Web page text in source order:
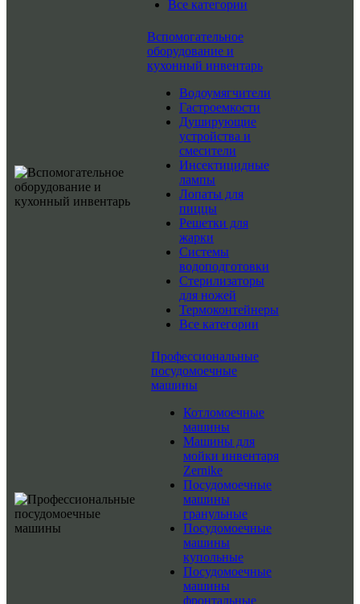
Все категории
Вспомогательное
оборудование и
кухонный инвентарь
Водоумягчители
Гастроемкости
Душирующие
устройства и
смесители
Инсектицидные
лампы
Лопаты для
пиццы
Решетки для
жарки
Системы
водоподготовки
Стерилизаторы
для ножей
Термоконтейнеры
Все категории
Профессиональные
посудомоечные
машины
Котломоечные
машины
Машины для
мойки инвентаря
Zernike
Посудомоечные
машины
гранульные
Посудомоечные
машины
купольные
Посудомоечные
машины
фронтальные